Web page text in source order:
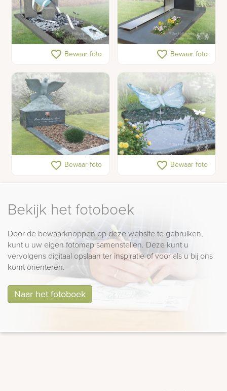
Glazen hart in
kindermonument
favorite_border Bewaar foto favorite_border Bewaar foto
Handgemaakt
duivenbeeld als
favorite_border Bewaar foto
Kindergraf met glazen
favorite_border Bewaar foto
Bekijk het fotoboek
Door de bewaarknoppen op deze website te gebruiken,
kunt u uw eigen fotomap samenstellen. Deze kunt u
vervolgens digitaal opslaan ter inspiratie of voor als u bij ons
komt oriënteren.
Naar het fotoboek